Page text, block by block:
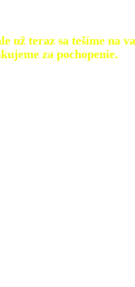
už teraz sa tešíme na
za pochopenie.